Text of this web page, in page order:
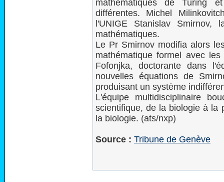
mathématiques de Turing
différentes. Michel
l'UNIGE Stanislav
mathématiques.
Le Pr Smirnov modifia alors
mathématique formel avec
Fofonjka, doctorante dans
nouvelles équations de
produisant un système
L'équipe multidisciplinaire
scientifique, de la biologie à la
la biologie. (ats/nxp)
Source : Tribune de Genève